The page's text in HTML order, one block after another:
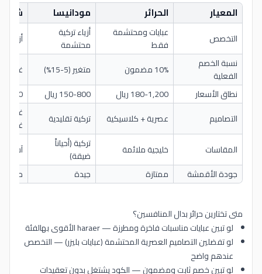
المعيار الحرائر مودانيسا شي
التخصص
عبايات ومحتشمة
فقط
أزياء تركية
محتشمة
أزياء
نسبة الخصم
الفعلية
10% مضمون متغير (5-15%)
غير
نطاق الأسعار
180-1,200 ريال 150-800 ريال
80-500
التصاميم
عصرية + كلاسيكية تركية تقليدية
غالباً
المقاسات
خليجية ملائمة
تركية (أحياناً
ضيقة)
جودة الأقمشة
ممتازة جيدة
متى تختارين حرائر بدال المنافسين؟
لو تبين عبايات مناسبات فاخرة ومطرزة — haraer الأقوى بهالفئة
لو تفضلين التصاميم العصرية المحتشمة (عبايات بليزر) — التخصص
عندهم واضح
لو تبين خصم ثابت ومضمون — الكود يشتغل بدون تعقيدات